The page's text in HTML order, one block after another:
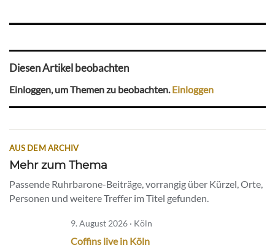
Diesen Artikel beobachten
Einloggen, um Themen zu beobachten.Einloggen
AUS DEM ARCHIV
Mehr zum Thema
Passende Ruhrbarone-Beiträge, vorrangig über Kürzel, Orte,
Personen und weitere Treffer im Titel gefunden.
9. August 2026 · Köln
Coffins live in Köln